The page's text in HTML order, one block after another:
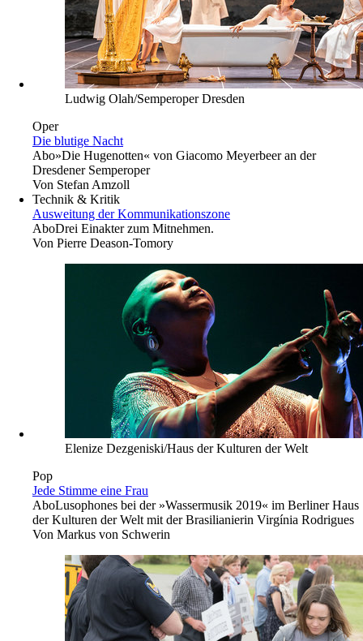
Ludwig Olah/Semperoper Dresden
Oper
Die blutige Nacht
Abo»Die Hugenotten« von Giacomo Meyerbeer an der
Dresdener Semperoper
Von Stefan Amzoll
Technik & Kritik
Ausweitung der Kommunikationszone
AboDrei Einakter zum Mitnehmen.
Von Pierre Deason-Tomory
Elenize Dezgeniski/Haus der Kulturen der Welt
Pop
Jede Stimme eine Frau
AboLusophones bei der »Wassermusik 2019« im Berliner Haus
der Kulturen der Welt mit der Brasilianierin Virgínia Rodrigues
Von Markus von Schwerin